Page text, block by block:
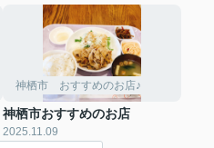
神栖市 おすすめのお店♪
神栖市おすすめのお店
2025.11.09